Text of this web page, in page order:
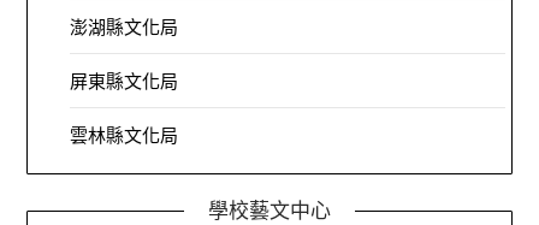
澎湖縣文化局
屏東縣文化局
雲林縣文化局
學校藝文中心